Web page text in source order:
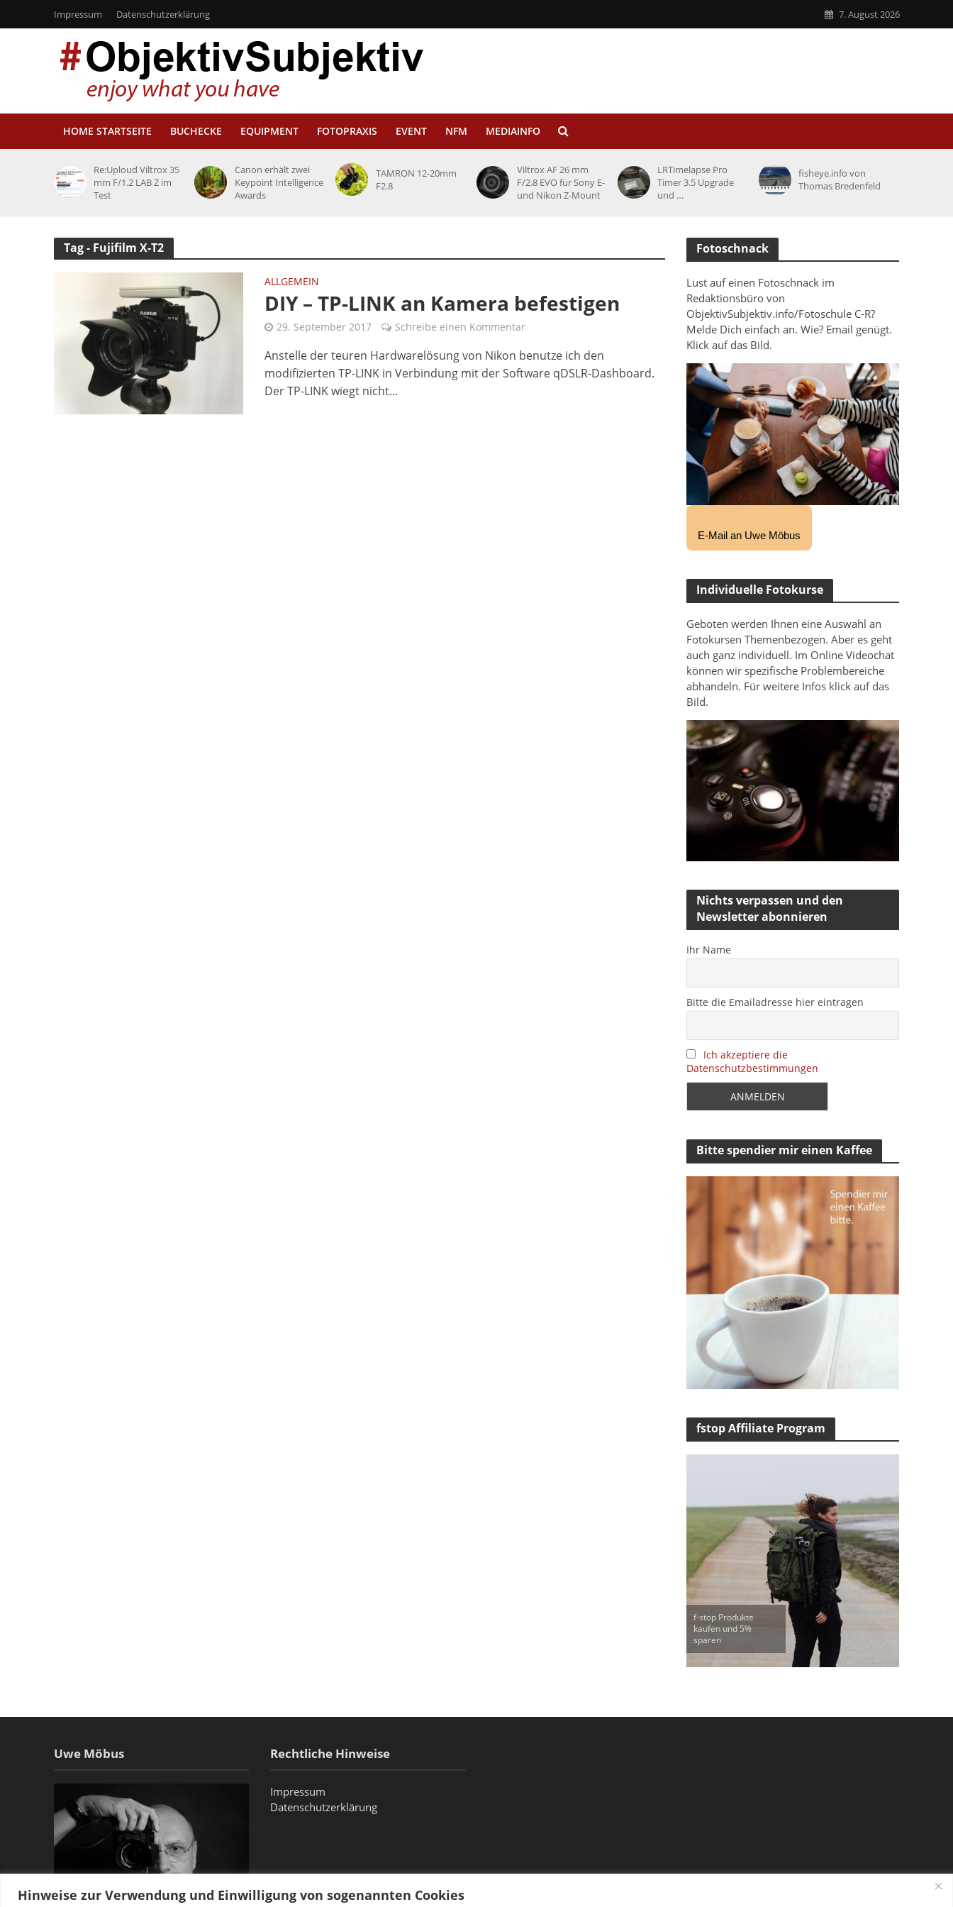
Hinweise zur Verwendung und Einwilligung von sogenannten Cookies
Impressum Datenschutzerklärung 7. August 2026
HOME STARTSEITE BUCHECKE EQUIPMENT FOTOPRAXIS EVENT NFM MEDIAINFO
Re:Uploud Viltrox 35
mm F/1.2 LAB Z im
Test
Canon erhält zwei
Keypoint Intelligence
Awards
TAMRON 12-20mm
F2.8
Viltrox AF 26 mm
F/2.8 EVO für Sony E-
und Nikon Z-Mount
LRTimelapse Pro
Timer 3.5 Upgrade
und …
fisheye.info von
Thomas Bredenfeld
Tag - Fujifilm X-T2
ALLGEMEIN
DIY – TP-LINK an Kamera befestigen
29. September 2017 Schreibe einen Kommentar
Anstelle der teuren Hardwarelösung von Nikon benutze ich den
modifizierten TP-LINK in Verbindung mit der Software qDSLR-Dashboard.
Der TP-LINK wiegt nicht...
Fotoschnack
Lust auf einen Fotoschnack im
Redaktionsbüro von
ObjektivSubjektiv.info/Fotoschule C-R?
Melde Dich einfach an. Wie? Email genügt.
Klick auf das Bild.
E-Mail an Uwe Möbus
Individuelle Fotokurse
Geboten werden Ihnen eine Auswahl an
Fotokursen Themenbezogen. Aber es geht
auch ganz individuell. Im Online Videochat
können wir spezifische Problembereiche
abhandeln. Für weitere Infos klick auf das
Bild.
Nichts verpassen und den
Newsletter abonnieren
Ihr Name
Bitte die Emailadresse hier eintragen
Ich akzeptiere die
Datenschutzbestimmungen
Bitte spendier mir einen Kaffee
fstop Affiliate Program
f-stop Produkte
kaufen und 5%
sparen
Uwe Möbus Rechtliche Hinweise
Impressum
Datenschutzerklärung